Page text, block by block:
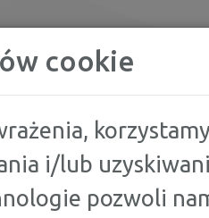
cookie
i/lub
pozwoli